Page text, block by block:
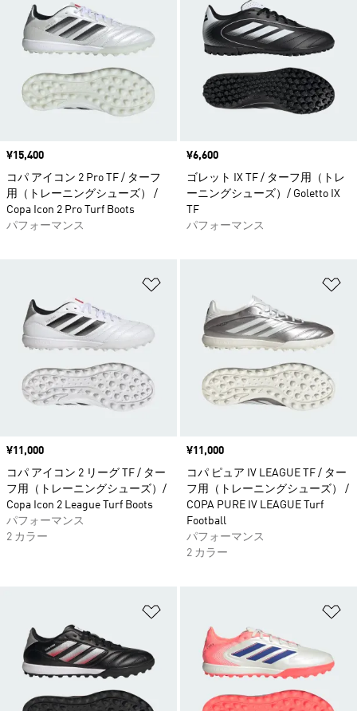
価格
¥15,400
コパ アイコン 2 Pro TF / ターフ
用（トレーニングシューズ） /
Copa Icon 2 Pro Turf Boots
パフォーマンス
価格
¥6,600
ゴレット IX TF / ターフ用（トレ
ーニングシューズ）/ Goletto IX
TF
パフォーマンス
価格
¥11,000
コパ アイコン 2 リーグ TF / ター
フ用（トレーニングシューズ）/
Copa Icon 2 League Turf Boots
パフォーマンス
2 カラー
価格
¥11,000
コパ ピュア IV LEAGUE TF / ター
フ用（トレーニングシューズ） /
COPA PURE IV LEAGUE Turf
Football
パフォーマンス
2 カラー